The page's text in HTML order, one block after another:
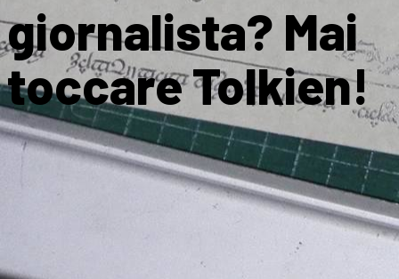
giornalista? Mai
toccare Tolkien!